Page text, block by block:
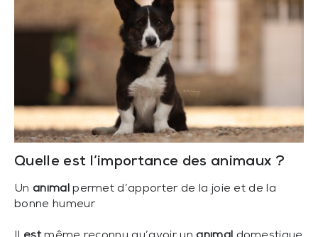
Quelle est l’importance des animaux ?
Un animal permet d’apporter de la joie et de la
bonne humeur